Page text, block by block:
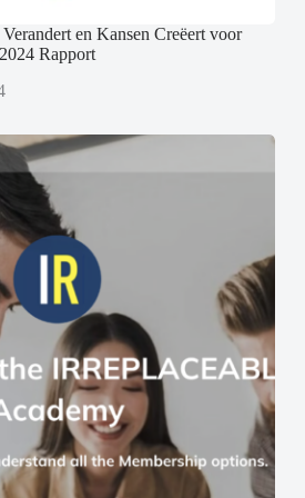
en Kansen Creëert voor
Rapport